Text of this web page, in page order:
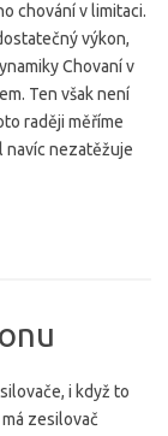
chování v limitaci.
výkon,
Chovaní v
Ten však není
raději měříme
navíc nezatěžuje
i když to
zesilovač